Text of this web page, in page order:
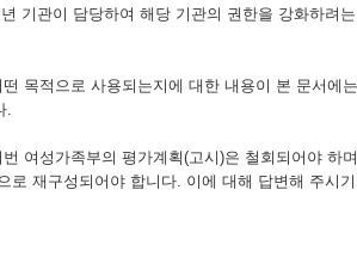
기관이 담당하여 해당 기관의 권한을 강화하려
목적으로 사용되는지에 대한 내용이 본 문서에
.
여성가족부의 평가계획(고시)은 철회되어야 하
로 재구성되어야 합니다. 이에 대해 답변해 주시